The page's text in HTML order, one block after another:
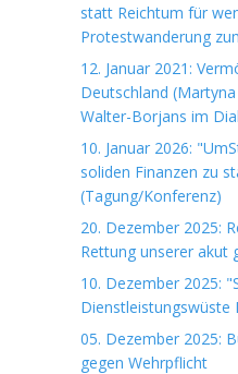
statt Reichtum für
Protestwanderung
12. Januar 2021:
Deutschland
Walter-Borjans im
10. Januar 2026:
soliden Finanzen zu
(Tagung/Konferenz)
20. Dezember 2025:
Rettung unserer akut
10. Dezember 2025:
Dienstleistungswüste
05. Dezember 2025:
gegen Wehrpflicht